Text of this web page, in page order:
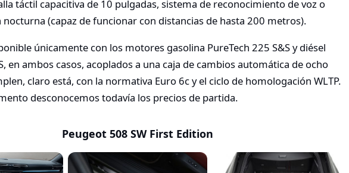
táctil capacitiva de 10 pulgadas, sistema de reconocimiento de voz o
nocturna (capaz de funcionar con distancias de hasta 200 metros).
únicamente con los motores gasolina PureTech 225 S&S y diésel
en ambos casos, acoplados a una caja de cambios automática de ocho
claro está, con la normativa Euro 6c y el ciclo de homologación WLTP.
desconocemos todavía los precios de partida.
Peugeot 508 SW First Edition